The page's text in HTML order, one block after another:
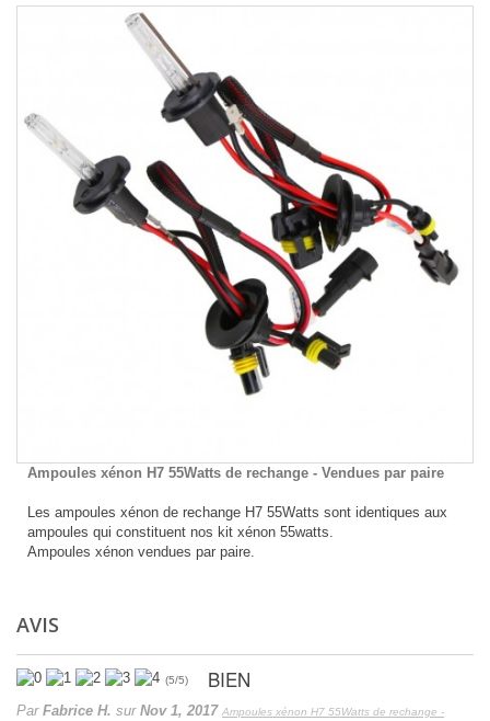
Ampoules xénon H7 55Watts de rechange - Vendues par paire
Les ampoules xénon de rechange H7 55Watts sont identiques aux
ampoules qui constituent nos kit xénon 55watts.
Ampoules xénon vendues par paire.
AVIS
(5/5) BIEN
Par Fabrice H. sur Nov 1, 2017 Ampoules xénon H7 55Watts de rechange -